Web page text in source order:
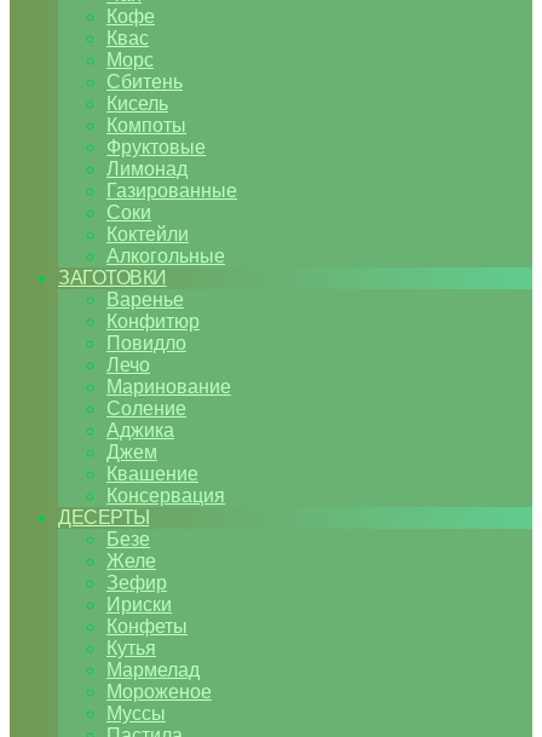
Кофе
Квас
Морс
Сбитень
Кисель
Компоты
Фруктовые
Лимонад
Газированные
Соки
Коктейли
Алкогольные
ЗАГОТОВКИ
Варенье
Конфитюр
Повидло
Лечо
Маринование
Соление
Аджика
Джем
Квашение
Консервация
ДЕСЕРТЫ
Безе
Желе
Зефир
Ириски
Конфеты
Кутья
Мармелад
Мороженое
Муссы